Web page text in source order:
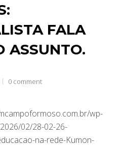
FALA
ASSUNTO.
0 comment
wp-
02/28-02-26-
na-rede-Kumon-